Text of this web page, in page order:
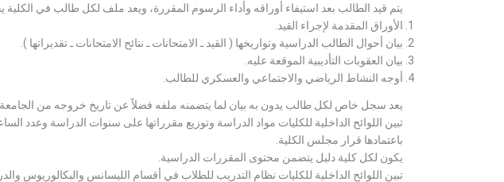
يتم قيد الطالب بعد استيفاء أوراقه وأداء الرسوم المقررة، ويعد ملف لكل طالب في
الأوراق المقدمة لإجراء القيد.
بيان أحوال الطالب الدراسية وتواريخها ( القيد ـ الامتحانات ـ نتائح الامتحانات ـ تقديراتها ).
بيان العقوبات التأديبية الموقعة عليه.
أوجه النشاط الرياضي والاجتماعي والعسكري للطالب.
يعد سجل خاص لكل طالب يدون به بيان لما يتضمنه ملفه فضلاً عن تاريخ خروجه من
تبين اللوائح الداخلية للكليات مواد الدراسة وتوزيع مقرراتها على سنوات الدراسة
باعتمادها قرار مجلس الكلية.
يكون لكل كلية دليل يتضمن محتوى المقررات الدراسية.
تبين اللوائح الداخلية للكليات نظام التدريب للطلاب في أقسام الليسانس والبكالوريوس